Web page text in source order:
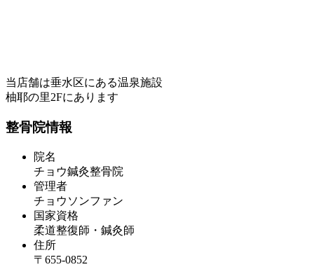
当店舗は垂水区にある温泉施設
柚耶の里2Fにあります
整骨院情報
院名
チョウ鍼灸整骨院
管理者
チョウソンファン
国家資格
柔道整復師・鍼灸師
住所
〒655-0852